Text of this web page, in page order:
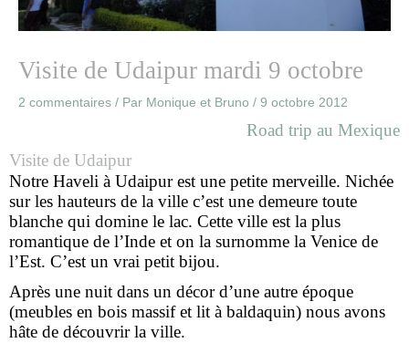
Visite de Udaipur mardi 9 octobre
2 commentaires / Par Monique et Bruno / 9 octobre 2012
Road trip au Mexique
Visite de Udaipur
Notre Haveli à Udaipur est une petite merveille. Nichée
sur les hauteurs de la ville c’est une demeure toute
blanche qui domine le lac. Cette ville est la plus
romantique de l’Inde et on la surnomme la Venice de
l’Est. C’est un vrai petit bijou.
Après une nuit dans un décor d’une autre époque
(meubles en bois massif et lit à baldaquin) nous avons
hâte de découvrir la ville.